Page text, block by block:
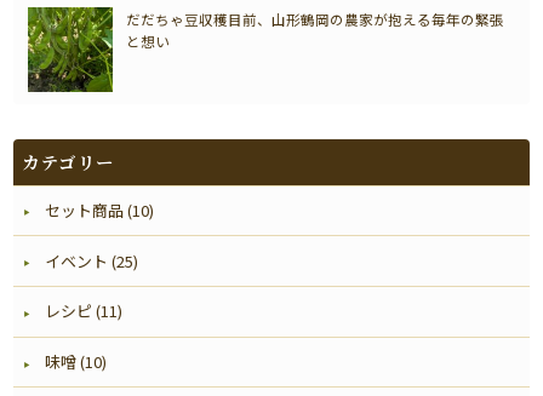
だだちゃ豆収穫目前、山形鶴岡の農家が抱える毎年の緊張
と想い
カテゴリー
セット商品 (10)
イベント (25)
レシピ (11)
味噌 (10)